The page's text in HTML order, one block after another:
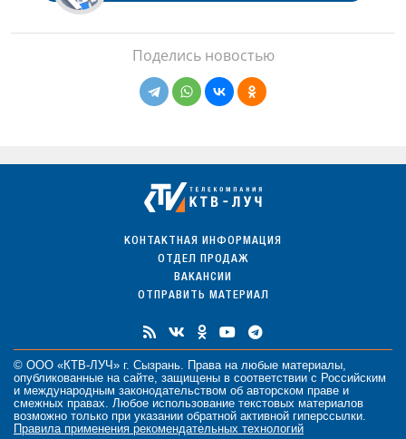
Поделись новостью
КОНТАКТНАЯ ИНФОРМАЦИЯ
ОТДЕЛ ПРОДАЖ
ВАКАНСИИ
ОТПРАВИТЬ МАТЕРИАЛ
© ООО «КТВ-ЛУЧ» г. Сызрань. Права на любые материалы
опубликованные на сайте, защищены в соответствии с Российским
и международным законодательством об авторском праве и
смежных правах. Любое использование текстовых материалов
возможно только при указании обратной активной гиперссылки.
Правила применения рекомендательных технологий